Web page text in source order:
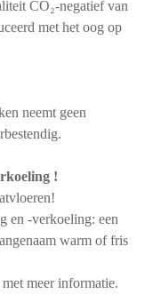
CO₂-negatief van
met het oog op
neemt geen
!
en -verkoeling: een
warm of fris
meer informatie.